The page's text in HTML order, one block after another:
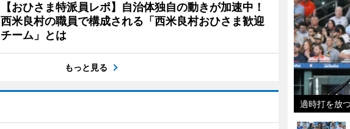
【おひさま特派員レポ】自治体独自の動きが加速中！
西米良村の職員で構成される「西米良村おひさま歓迎
チーム」とは
もっと見る
適時打を放